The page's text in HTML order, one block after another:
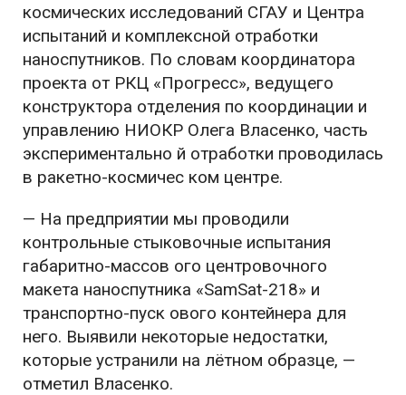
космических исследований СГАУ и Центра
испытаний и комплексной отработки
наноспутников. По словам координатора
проекта от РКЦ «Прогресс», ведущего
конструктора отделения по координации и
управлению НИОКР Олега Власенко, часть
экспериментально й отработки проводилась
в ракетно-космичес ком центре.
— На предприятии мы проводили
контрольные стыковочные испытания
габаритно-массов ого центровочного
макета наноспутника «SamSat-218» и
транспортно-пуск ового контейнера для
него. Выявили некоторые недостатки,
которые устранили на лётном образце, —
отметил Власенко.